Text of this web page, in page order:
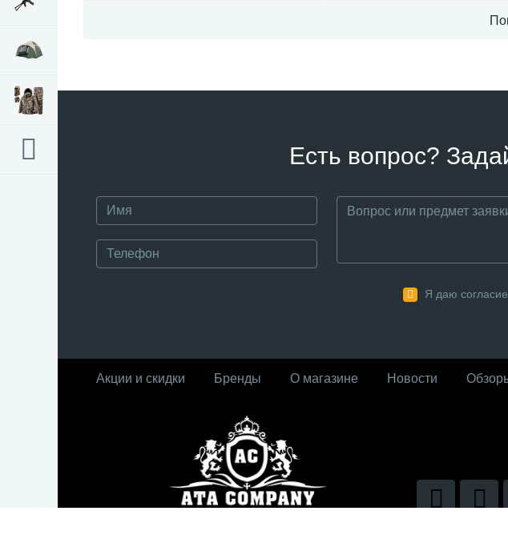
Есть вопрос?
Я даю
Акции и скидки Бренды О магазине Новости